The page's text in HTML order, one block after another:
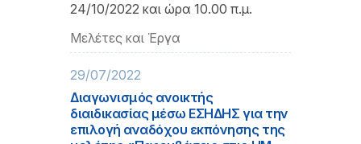
24/10/2022 και ώρα 10.00 π.μ.
Μελέτες και Έργα
29/07/2022
Διαγωνισμός ανοικτής
διαιδικασίας μέσω ΕΣΗΔΗΣ για την
επιλογή αναδόχου εκπόνησης της